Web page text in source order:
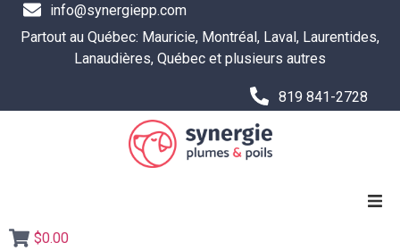
info@synergiepp.com
Partout au Québec: Mauricie, Montréal, Laval, Laurentides,
Lanaudières, Québec et plusieurs autres
819 841-2728
SERVICES
$0.00